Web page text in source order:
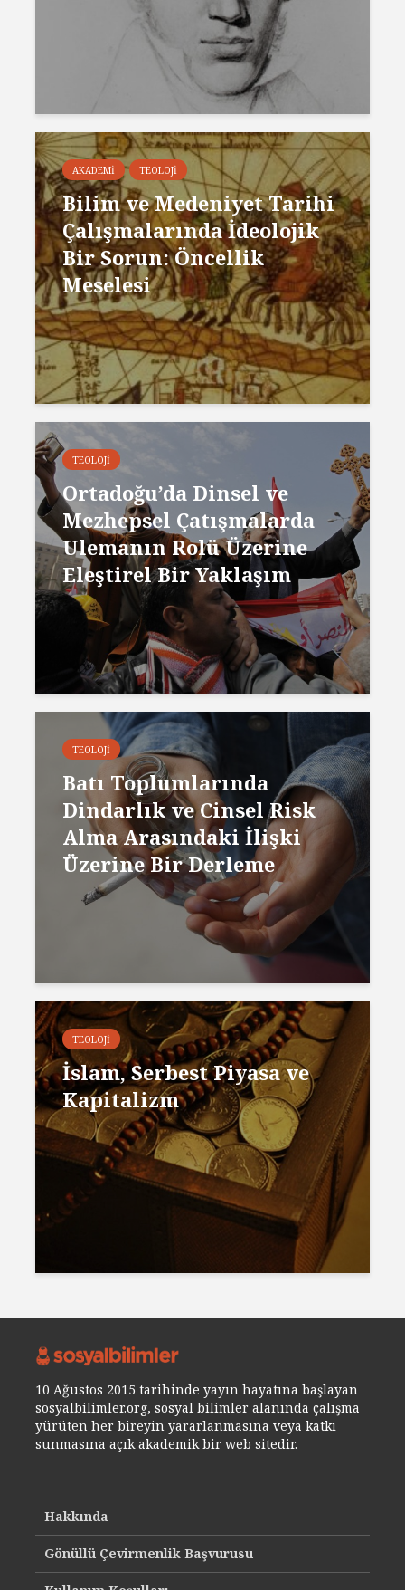
AKADEMI TEOLOJI
Bilim ve Medeniyet Tarihi
Çalışmalarında İdeolojik
Bir Sorun: Öncellik
Meselesi
TEOLOJI
Ortadoğu’da Dinsel ve
Mezhepsel Çatışmalarda
Ulemanın Rolü Üzerine
Eleştirel Bir Yaklaşım
TEOLOJI
Batı Toplumlarında
Dindarlık ve Cinsel Risk
Alma Arasındaki İlişki
Üzerine Bir Derleme
TEOLOJI
İslam, Serbest Piyasa ve
Kapitalizm
10 Ağustos 2015 tarihinde yayın hayatına başlayan
sosyalbilimler.org, sosyal bilimler alanında çalışma
yürüten her bireyin yararlanmasına veya katkı
sunmasına açık akademik bir web sitedir.
Hakkında
Gönüllü Çevirmenlik Başvurusu